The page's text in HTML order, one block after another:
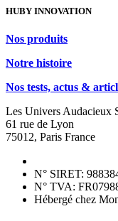
HUBY INNOVATION
Nos produits
Notre histoire
Nos tests, actus &
Les Univers Audacieux
61 rue de Lyon
75012, Paris France
N° SIRET:
N° TVA:
Hébergé chez